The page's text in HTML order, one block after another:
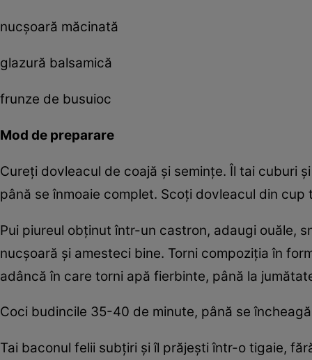
nucșoară măcinată
glazură balsamică
frunze de busuioc
Mod de preparare
Cureți dovleacul de coajă și semințe. Îl tai cuburi
până se înmoaie complet. Scoți dovleacul din
Pui piureul obținut într-un castron, adaugi ouăle,
nucșoară și amesteci bine. Torni compoziția în
adâncă în care torni apă fierbinte, până la
Coci budincile 35-40 de minute, până se
Tai baconul felii subțiri și îl prăjești într-o tigaie,